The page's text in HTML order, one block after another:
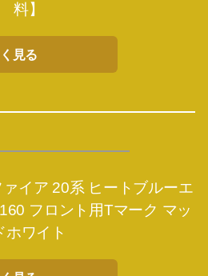
料】
見る
イア 20系 ヒートブルーエ
フロント用Tマーク マッ
ホワイト